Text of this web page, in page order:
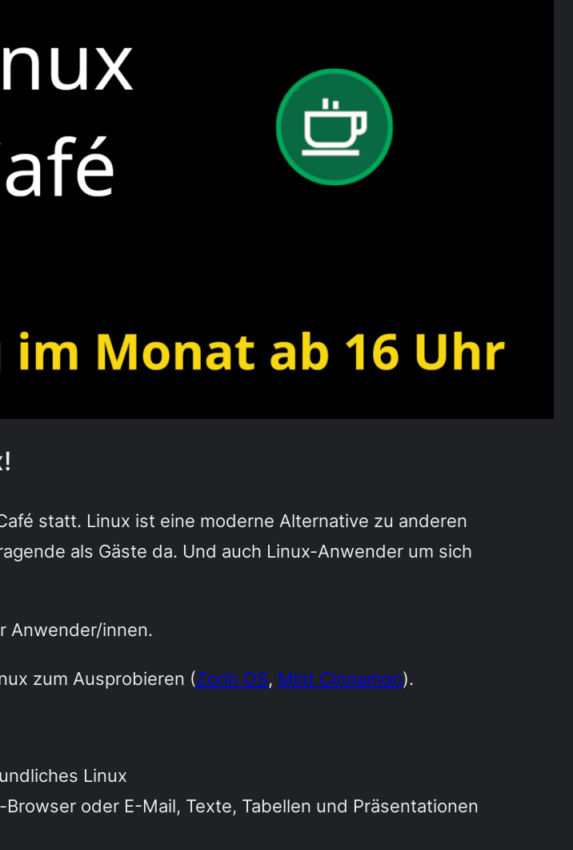
statt. Linux ist eine moderne Alternative zu anderen
als Gäste da. Und auch Linux-Anwender um sich
Anwender/innen.
zum Ausprobieren (Zorin OS, Mint Cinnamon).
Linux
oder E-Mail, Texte, Tabellen und Präsentationen